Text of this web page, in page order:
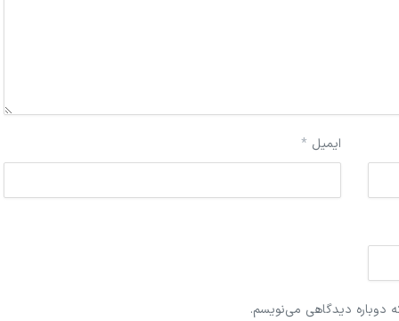
ایمیل *
دوباره دیدگاهی می‌نویسم.